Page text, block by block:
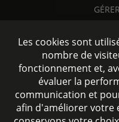
Les cookies sont
nombre de
fonctionnement et,
évaluer la
communication et
afin d'améliorer votre